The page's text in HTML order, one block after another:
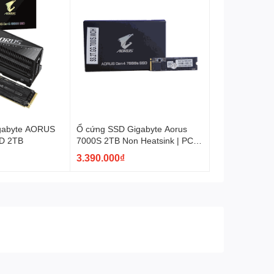
AORUS
2TB
Ổ cứng SSD Gigabyte Aorus
7000S 2TB Non Heatsink | PCIe
Gen4, M.2 NVMe (GP-
AG70S2TB)
3.390.000₫